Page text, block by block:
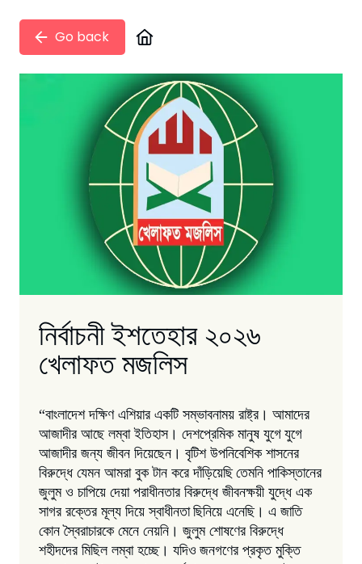
নির্বাচনী ইশতেহার ২০২৬
খেলাফত মজলিস
“বাংলাদেশ দক্ষিণ এশিয়ার একটি সম্ভাবনাময় রাষ্ট্র। আমাদের
আজাদীর আছে লম্বা ইতিহাস। দেশপ্রেমিক মানুষ যুগে যুগে
আজাদীর জন্য জীবন দিয়েছেন। বৃটিশ উপনিবেশিক শাসনের
বিরুদ্ধে যেমন আমরা বুক টান করে দাঁড়িয়েছি তেমনি পাকিস্তানের
জুলুম ও চাপিয়ে দেয়া পরাধীনতার বিরুদ্ধে জীবনক্ষয়ী যুদ্ধে এক
সাগর রক্তের মূল্য দিয়ে স্বাধীনতা ছিনিয়ে এনেছি। এ জাতি
কোন স্বৈরাচারকে মেনে নেয়নি। জুলুম শোষণের বিরুদ্ধে
শহীদদের মিছিল লম্বা হচ্ছে। যদিও জনগণের প্রকৃত মুক্তি
Go back